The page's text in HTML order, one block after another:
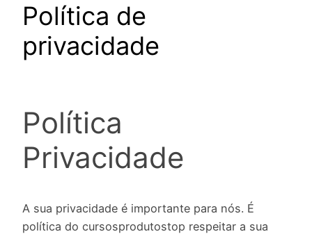
Política de
privacidade
Política
Privacidade
A sua privacidade é importante para nós. É
política do cursosprodutostop respeitar a sua